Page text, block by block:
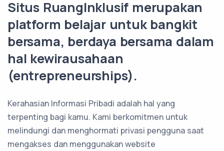
Situs RuangInklusif merupakan
platform belajar untuk bangkit
bersama, berdaya bersama dalam
hal kewirausahaan
(entrepreneurships).
Kerahasian Informasi Pribadi adalah hal yang
terpenting bagi kamu. Kami berkomitmen untuk
melindungi dan menghormati privasi pengguna saat
mengakses dan menggunakan website